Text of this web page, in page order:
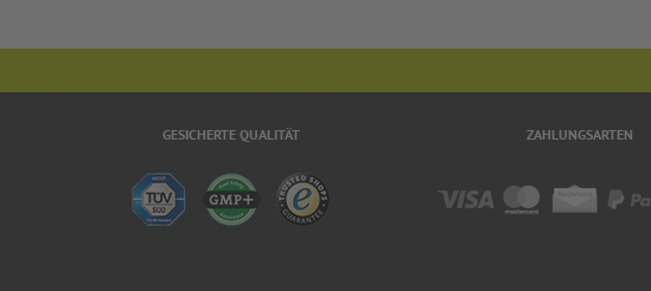
GESICHERTE QUALITÄT ZAHLUNGSARTEN